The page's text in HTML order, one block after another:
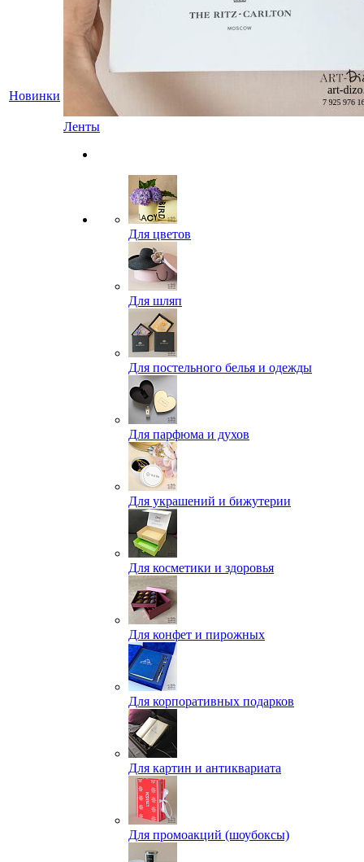
Новинки
Ленты
Для цветов
Для шляп
Для постельного белья и одежды
Для парфюма и духов
Для украшений и бижутерии
Для косметики и здоровья
Для конфет и пирожных
Для корпоративных подарков
Для картин и антиквариата
Для промоакций (шоубоксы)